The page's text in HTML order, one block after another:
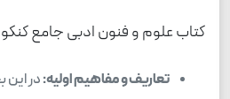
کتاب علوم و فنون ادبی جامع
تعاریف و مفاهیم اولیه:در این